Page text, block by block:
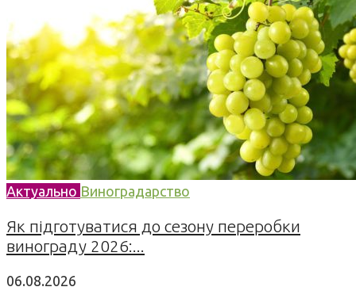
Актуально Виноградарство
Як підготуватися до сезону переробки
винограду 2026:...
06.08.2026